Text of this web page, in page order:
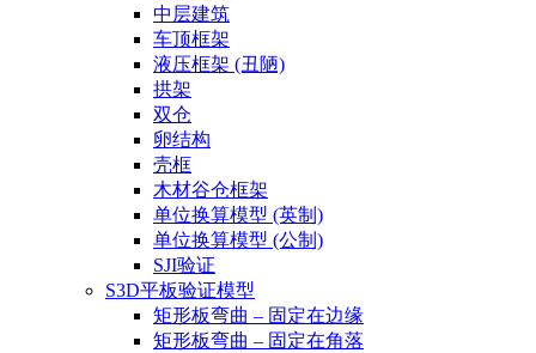
中层建筑
车顶框架
液压框架 (丑陋)
拱架
双仓
卵结构
壳框
木材谷仓框架
单位换算模型 (英制)
单位换算模型 (公制)
SJI验证
S3D平板验证模型
矩形板弯曲 – 固定在边缘
矩形板弯曲 – 固定在角落